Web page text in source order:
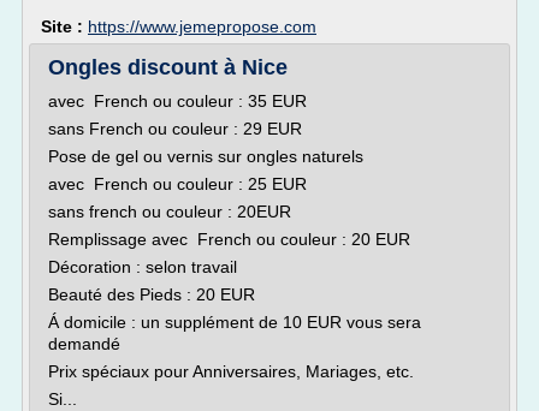
Site : https://www.jemepropose.com
Ongles discount à Nice
avec French ou couleur : 35 EUR
sans French ou couleur : 29 EUR
Pose de gel ou vernis sur ongles naturels
avec French ou couleur : 25 EUR
sans french ou couleur : 20EUR
Remplissage avec French ou couleur : 20 EUR
Décoration : selon travail
Beauté des Pieds : 20 EUR
Á domicile : un supplément de 10 EUR vous sera
demandé
Prix spéciaux pour Anniversaires, Mariages, etc.
Si...